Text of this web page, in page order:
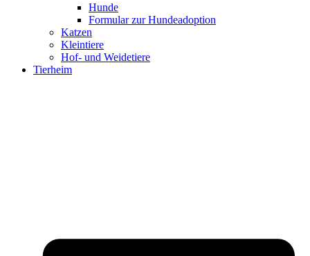
Hunde
Formular zur Hundeadoption
Katzen
Kleintiere
Hof- und Weidetiere
Tierheim